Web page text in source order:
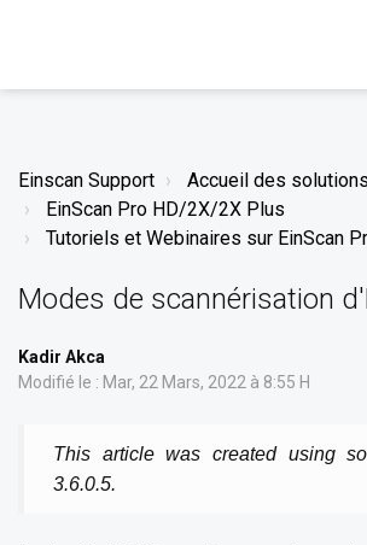
Einscan Support
Accueil des solutions
EinScan Pro HD/2X/2X Plus
Tutoriels et Webinaires sur EinScan
Modes de scannérisation
Kadir Akca
Modifié le : Mar, 22 Mars, 2022 à 8:55 H
This article was created using
3.6.0.5.